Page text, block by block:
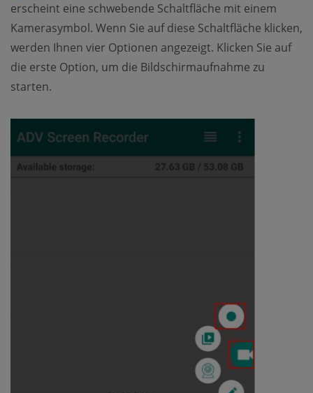
erscheint eine schwebende Schaltfläche mit einem
Kamerasymbol. Wenn Sie auf diese Schaltfläche klicken,
werden Ihnen vier Optionen angezeigt. Klicken Sie auf
die erste Option, um die Bildschirmaufnahme zu
starten.